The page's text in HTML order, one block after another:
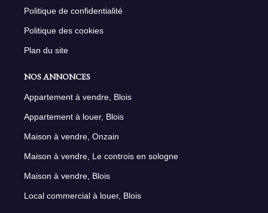
Politique de confidentialité
Politique des cookies
Plan du site
NOS ANNONCES
Appartement à vendre, Blois
Appartement à louer, Blois
Maison à vendre, Onzain
Maison à vendre, Le controis en sologne
Maison à vendre, Blois
Local commercial à louer, Blois